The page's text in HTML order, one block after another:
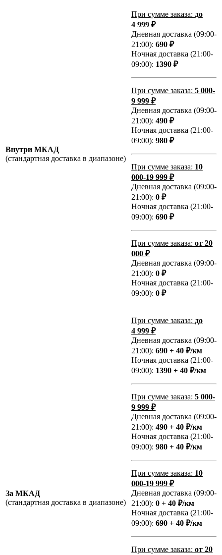
Внутри МКАД
(стандартная доставка в диапазоне)
При сумме заказа: до
4 999 ₽
Дневная доставка (09:00-
21:00): 690 ₽
Ночная доставка (21:00-
09:00): 1390 ₽
При сумме заказа: 5 000-
9 999 ₽
Дневная доставка (09:00-
21:00): 490 ₽
Ночная доставка (21:00-
09:00): 980 ₽
При сумме заказа: 10
000-19 999 ₽
Дневная доставка (09:00-
21:00): 0 ₽
Ночная доставка (21:00-
09:00): 690 ₽
При сумме заказа: от 20
000 ₽
Дневная доставка (09:00-
21:00): 0 ₽
Ночная доставка (21:00-
09:00): 0 ₽
За МКАД
(стандартная доставка в диапазоне)
При сумме заказа: до
4 999 ₽
Дневная доставка (09:00-
21:00): 690 + 40 ₽/км
Ночная доставка (21:00-
09:00): 1390 + 40 ₽/км
При сумме заказа: 5 000-
9 999 ₽
Дневная доставка (09:00-
21:00): 490 + 40 ₽/км
Ночная доставка (21:00-
09:00): 980 + 40 ₽/км
При сумме заказа: 10
000-19 999 ₽
Дневная доставка (09:00-
21:00): 0 + 40 ₽/км
Ночная доставка (21:00-
09:00): 690 + 40 ₽/км
При сумме заказа: от 20